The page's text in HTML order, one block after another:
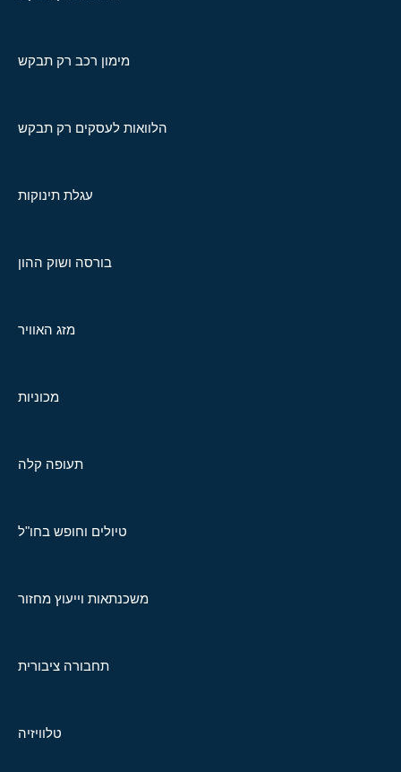
מימון רכב רק תבקש
הלוואות לעסקים רק תבקש
עגלת תינוקות
בורסה ושוק ההון
מזג האוויר
מכוניות
תעופה קלה
טיולים וחופש בחו"ל
משכנתאות וייעוץ מחזור
תחבורה ציבורית
טלוויזיה